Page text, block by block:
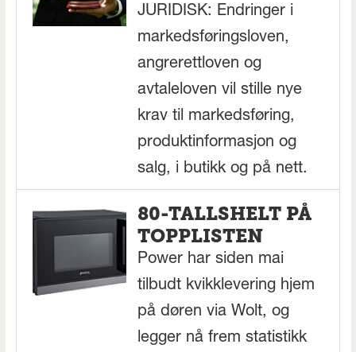
JURIDISK: Endringer i
markedsføringsloven,
angrerettloven og
avtaleloven vil stille nye
krav til markedsføring,
produktinformasjon og
salg, i butikk og på nett.
80-TALLSHELT PÅ
TOPPLISTEN
Power har siden mai
tilbudt kvikklevering hjem
på døren via Wolt, og
legger nå frem statistikk